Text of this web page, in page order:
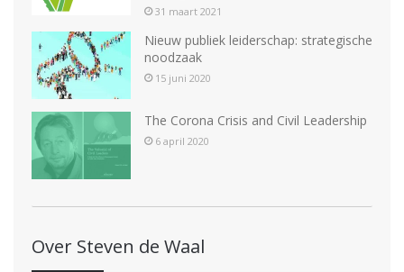
31 maart 2021
Nieuw publiek leiderschap: strategische
noodzaak
15 juni 2020
The Corona Crisis and Civil Leadership
6 april 2020
Over Steven de Waal